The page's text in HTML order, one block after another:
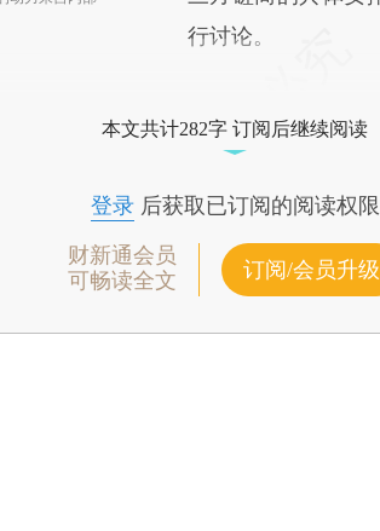
行讨论。
本文共计282字 订阅后继续阅读
登录后获取已订阅的阅读权限
财新通会员
可畅读全文
订阅/会员升级